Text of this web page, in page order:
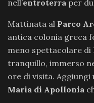
nell’entroterra per
Mattinata al Parco
antica colonia greca
meno spettacolare
tranquillo, immerso
ore di visita.
Maria di Apollonia